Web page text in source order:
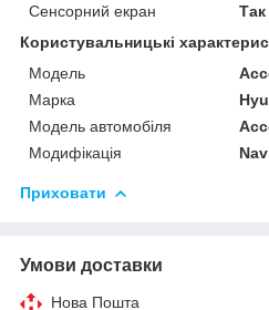
Сенсорний екран
Так
Користувальницькі
Мoдель
Марка
Модель автомобіля
Модифікація
Приховати
Умови доставки
Нова Пошта